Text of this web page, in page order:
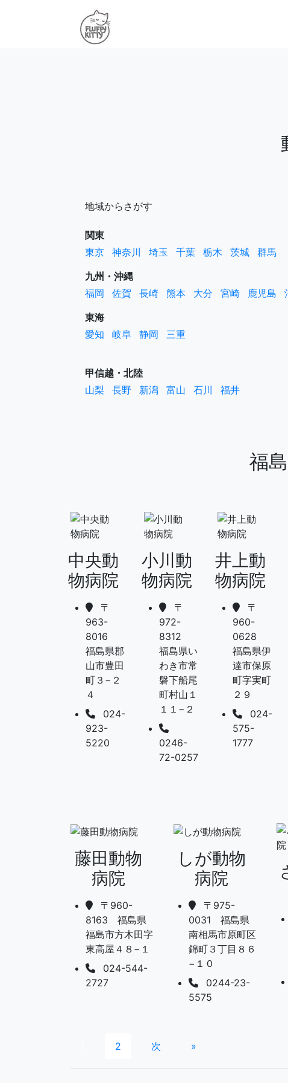
地域からさがす
関東
東京
神奈川 埼玉 千葉 栃木 茨城 群馬
九州・沖縄
福岡
佐賀 長崎 熊本 大分 宮崎 鹿児島
東海
愛知
岐阜 静岡 三重
甲信越・北陸
山梨
長野 新潟 富山 石川 福井
福
中央動
物病院
〒
963-
8016
福島県郡
山市豊田
町３−２
４
024-
923-
5220
小川動
物病院
〒
972-
8312
福島県い
わき市常
磐下船尾
町村山１
１１−２
0246-
72-0257
井上動
物病院
〒
960-
0628
福島県伊
達市保原
町字実町
２９
024-
575-
1777
藤田動物
病院
〒960-
8163 福島県
福島市方木田字
東高屋４８−１
024-544-
2727
しが動物
病院
〒975-
0031 福島県
南相馬市原町区
錦町３丁目８６
−１０
0244-23-
5575
2 次 »